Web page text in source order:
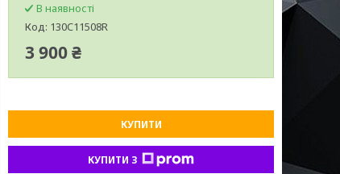
В наявності
Код: 130C11508R
3 900 ₴
КУПИТИ
КУПИТИ З